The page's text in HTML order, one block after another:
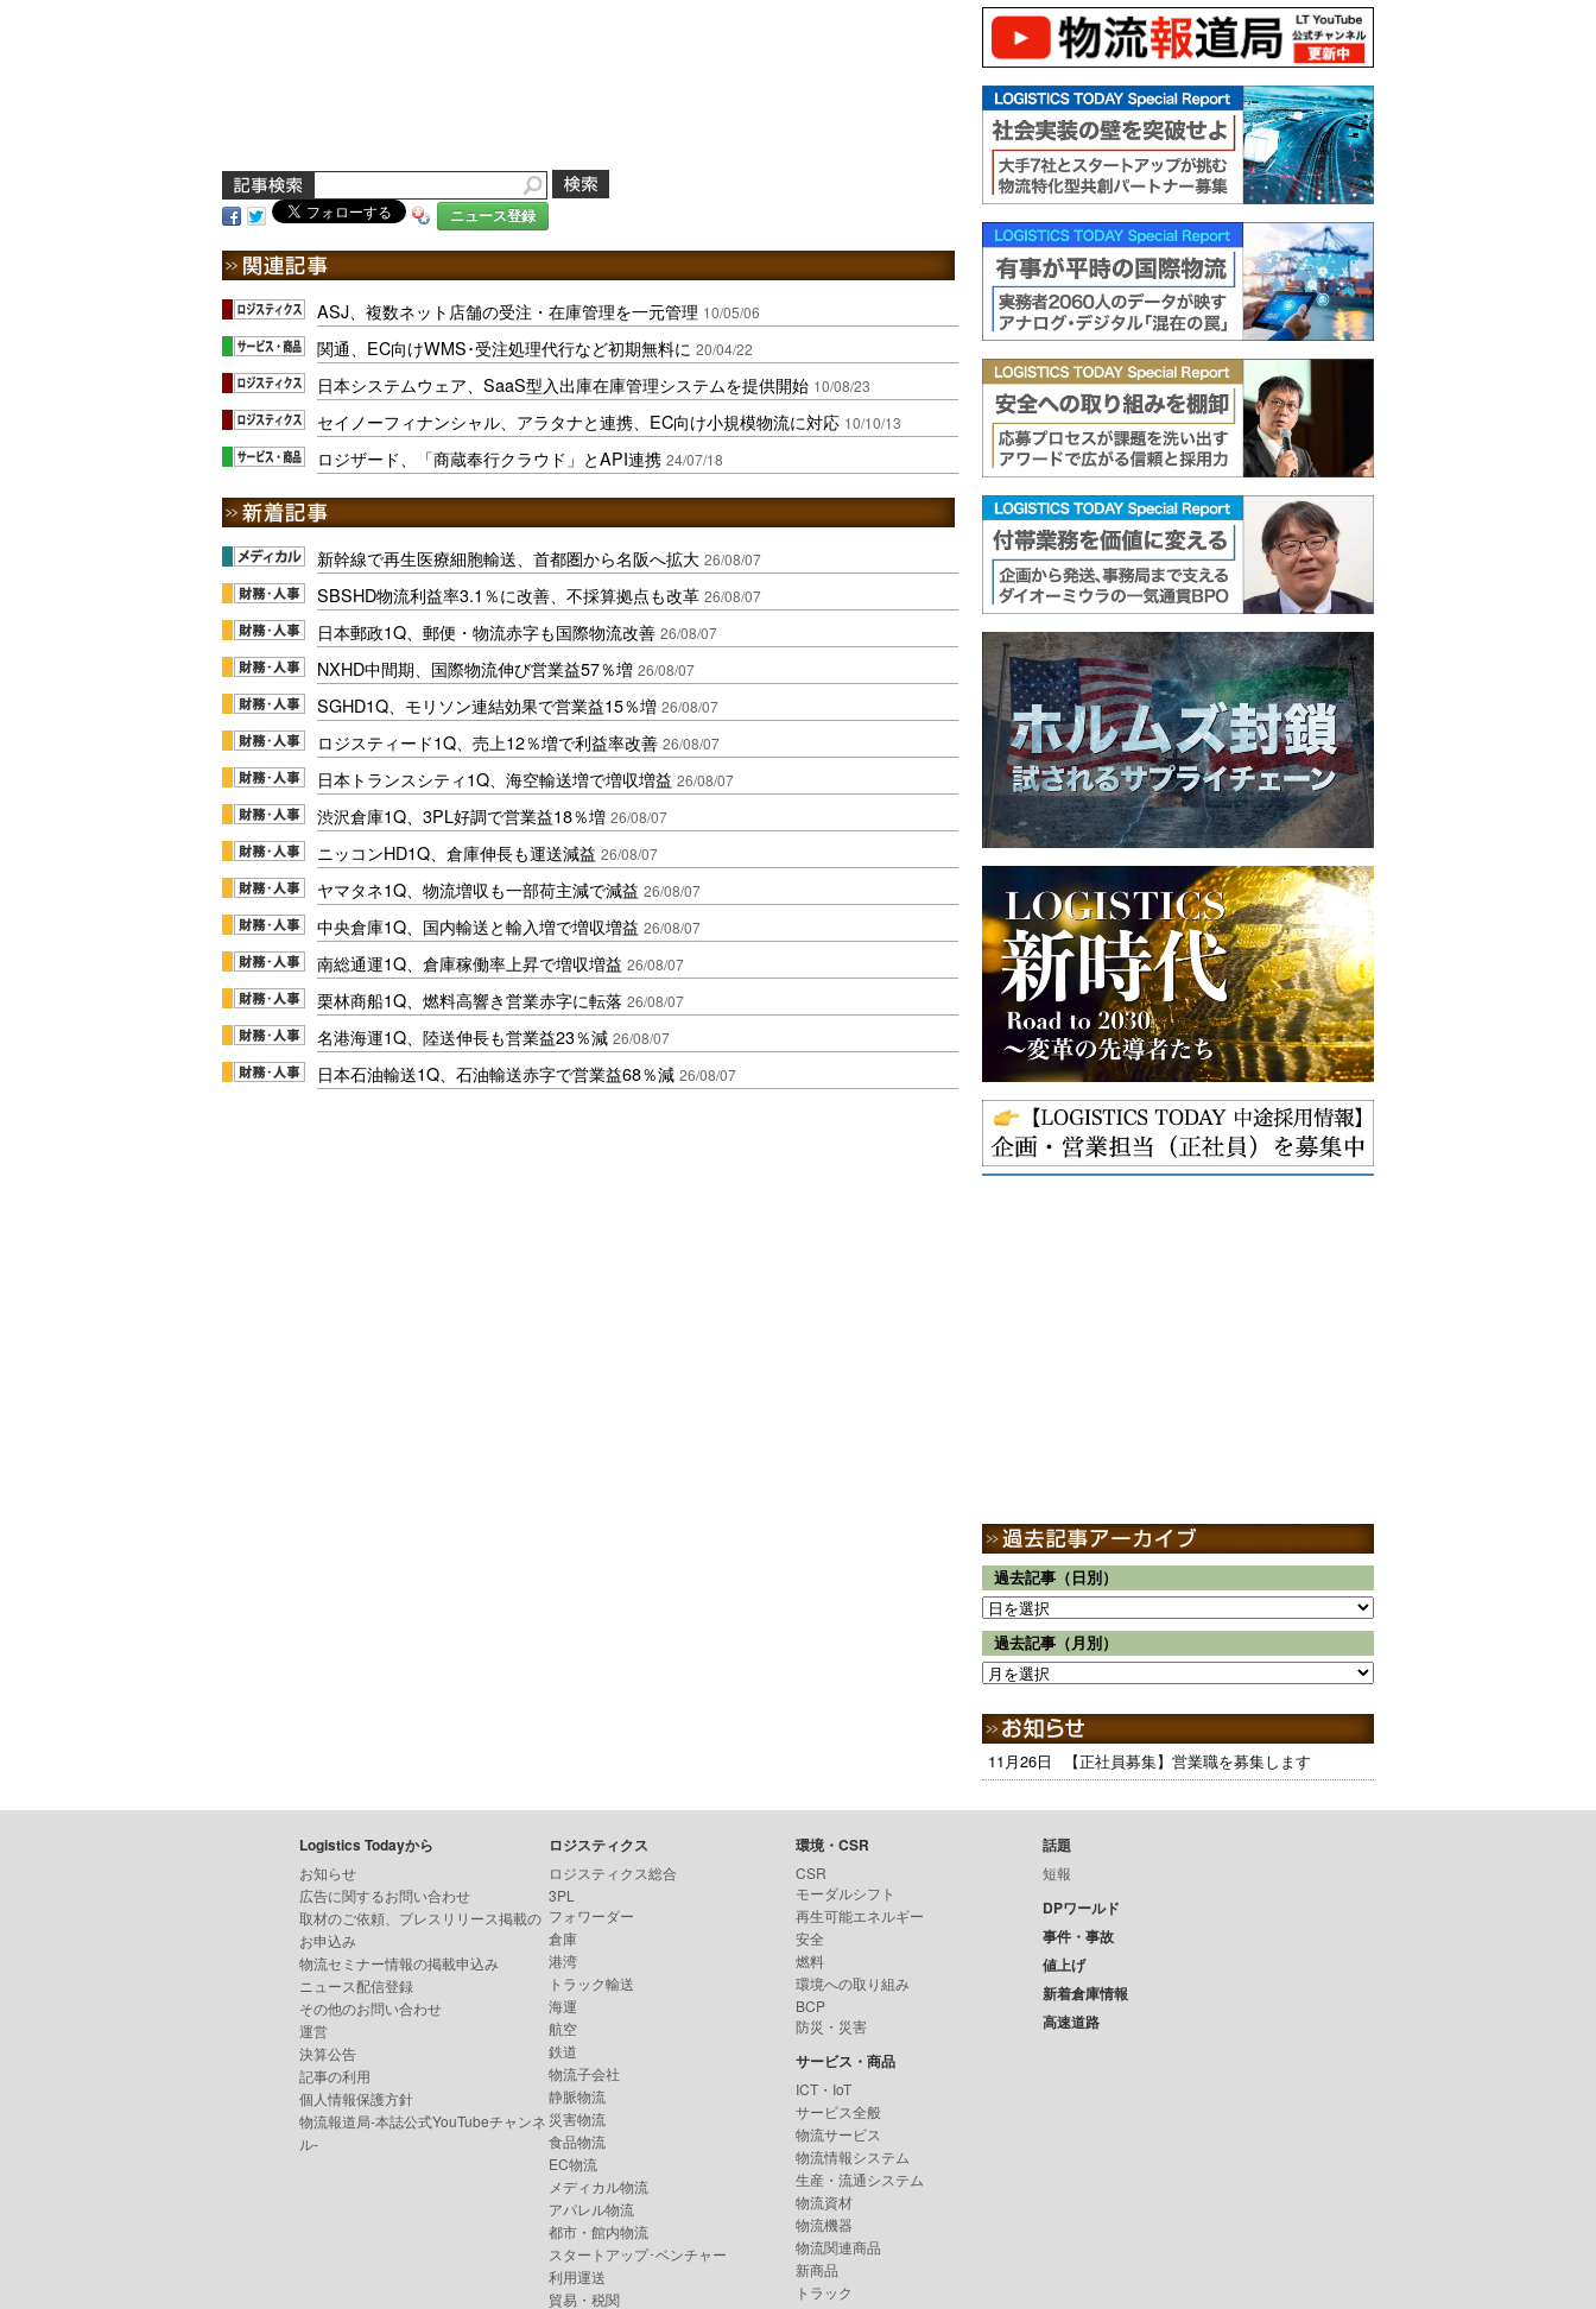
ニュース登録
ASJ、複数ネット店舗の受注・在庫管理を一元管理 10/05/06
関通、EC向けWMS･受注処理代行など初期無料に 20/04/22
日本システムウェア、SaaS型入出庫在庫管理システムを提供開始 10/08/23
セイノーフィナンシャル、アラタナと連携、EC向け小規模物流に対応 10/10/13
ロジザード、「商蔵奉行クラウド」とAPI連携 24/07/18
新幹線で再生医療細胞輸送、首都圏から名阪へ拡大 26/08/07
SBSHD物流利益率3.1％に改善、不採算拠点も改革 26/08/07
日本郵政1Q、郵便・物流赤字も国際物流改善 26/08/07
NXHD中間期、国際物流伸び営業益57％増 26/08/07
SGHD1Q、モリソン連結効果で営業益15％増 26/08/07
ロジスティード1Q、売上12％増で利益率改善 26/08/07
日本トランスシティ1Q、海空輸送増で増収増益 26/08/07
渋沢倉庫1Q、3PL好調で営業益18％増 26/08/07
ニッコンHD1Q、倉庫伸長も運送減益 26/08/07
ヤマタネ1Q、物流増収も一部荷主減で減益 26/08/07
中央倉庫1Q、国内輸送と輸入増で増収増益 26/08/07
南総通運1Q、倉庫稼働率上昇で増収増益 26/08/07
栗林商船1Q、燃料高響き営業赤字に転落 26/08/07
名港海運1Q、陸送伸長も営業益23％減 26/08/07
日本石油輸送1Q、石油輸送赤字で営業益68％減 26/08/07
過去記事（日別）
過去記事（月別）
11月26日 【正社員募集】営業職を募集します
Logistics Todayから
お知らせ
広告に関するお問い合わせ
取材のご依頼、プレスリリース掲載の
お申込み
物流セミナー情報の掲載申込み
ニュース配信登録
その他のお問い合わせ
運営
決算公告
記事の利用
個人情報保護方針
物流報道局-本誌公式YouTubeチャンネ
ル-
ロジスティクス
ロジスティクス総合
3PL
フォワーダー
倉庫
港湾
トラック輸送
海運
航空
鉄道
物流子会社
静脈物流
災害物流
食品物流
EC物流
メディカル物流
アパレル物流
都市・館内物流
スタートアップ･ベンチャー
利用運送
貿易・税関
環境・CSR
CSR
モーダルシフト
再生可能エネルギー
安全
燃料
環境への取り組み
BCP
防災・災害
サービス・商品
ICT・IoT
サービス全般
物流サービス
物流情報システム
生産・流通システム
物流資材
物流機器
物流関連商品
新商品
トラック
話題
短報
DPワールド
事件・事故
値上げ
新着倉庫情報
高速道路